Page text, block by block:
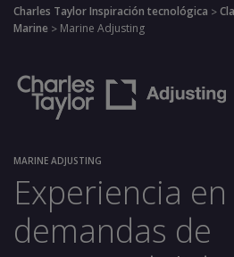
Charles Taylor Inspiración tecnológica >
Marine > Marine Adjusting
MARINE ADJUSTING
Experiencia en
demandas de